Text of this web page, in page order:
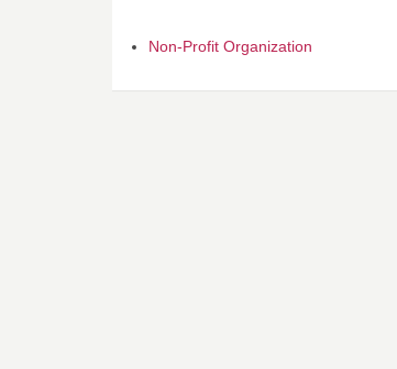
Non-Profit Organization